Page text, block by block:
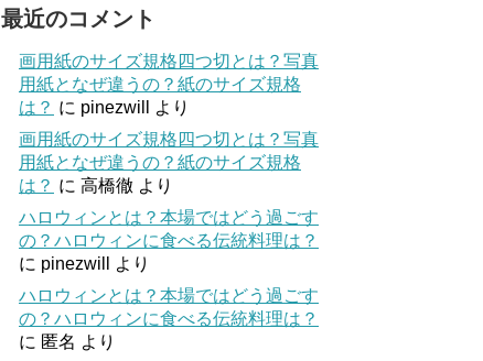
最近のコメント
画用紙のサイズ規格四つ切とは？写真
用紙となぜ違うの？紙のサイズ規格
は？ に pinezwill
より
画用紙のサイズ規格四つ切とは？写真
用紙となぜ違うの？紙のサイズ規格
は？ に 高橋徹 より
ハロウィンとは？本場ではどう過ごす
の？ハロウィンに食べる伝統料理は？
に pinezwill
より
ハロウィンとは？本場ではどう過ごす
の？ハロウィンに食べる伝統料理は？
に 匿名 より